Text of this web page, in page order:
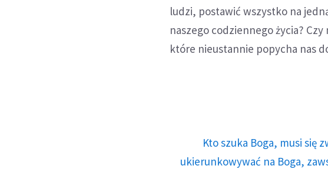
ludzi, postawić wszystko na
naszego codziennego życia?
które nieustannie popycha nas
Kto szuka Boga, musi się
ukierunkowywać na Boga,